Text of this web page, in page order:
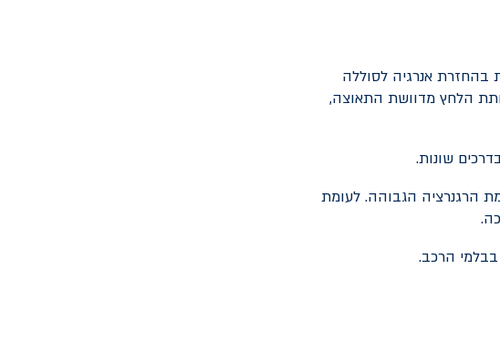
בהחזרת אנרגיה לסוללה
הלחץ מדוושת התאוצה,
שונות.
הרגנרציה הגבוהה. לעומת
בבלמי הרכב.